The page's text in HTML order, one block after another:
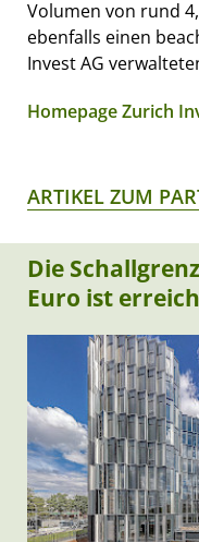
Volumen von rund
ebenfalls einen
Invest AG
Homepage Zurich
ARTIKEL ZUM
Die
Euro ist